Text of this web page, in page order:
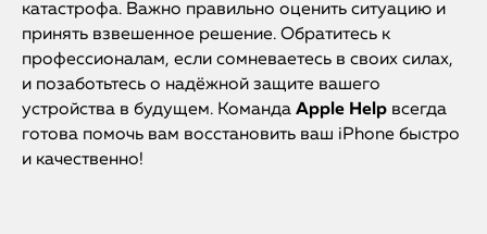
катастрофа. Важно правильно оценить ситуацию и
принять взвешенное решение. Обратитесь к
профессионалам, если сомневаетесь в своих силах,
и позаботьтесь о надёжной защите вашего
устройства в будущем. Команда Apple Help всегда
готова помочь вам восстановить ваш iPhone быстро
и качественно!